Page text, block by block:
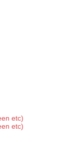
etc)
etc)